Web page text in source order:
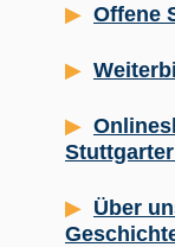
Offene
Über